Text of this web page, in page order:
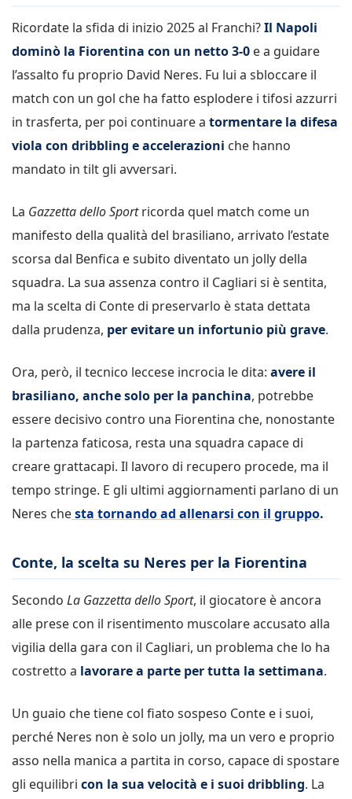
Ricordate la sfida di inizio 2025 al Franchi?Il Napoli
dominò la Fiorentina con un netto 3-0 e a guidare
l’assalto fu proprio David Neres. Fu lui a sbloccare il
match con un gol che ha fatto esplodere i tifosi azzurri
in trasferta, per poi continuare a tormentare la difesa
viola con dribbling e accelerazioni che hanno
mandato in tilt gli avversari.
La Gazzetta dello Sportricorda quel match come un
manifesto della qualità del brasiliano, arrivato l’estate
scorsa dal Benfica e subito diventato un jolly della
squadra. La sua assenza contro il Cagliari si è sentita,
ma la scelta di Conte di preservarlo è stata dettata
dalla prudenza, per evitare un infortunio più grave.
Ora, però, il tecnico leccese incrocia le dita: avere il
brasiliano, anche solo per la panchina, potrebbe
essere decisivo contro una Fiorentina che, nonostante
la partenza faticosa, resta una squadra capace di
creare grattacapi. Il lavoro di recupero procede, ma il
tempo stringe. E gli ultimi aggiornamenti parlano di un
Neres chesta tornando ad allenarsi con il gruppo.
Conte, la scelta su Neres per la Fiorentina
Secondo La Gazzetta dello Sport, il giocatore è ancora
alle prese con il risentimento muscolare accusato alla
vigilia della gara con il Cagliari, un problema che lo ha
costretto a lavorare a parte per tutta la settimana.
Un guaio che tiene col fiato sospeso Conte e i suoi,
perché Neres non è solo un jolly, ma un vero e proprio
asso nella manica a partita in corso, capace di spostare
gli equilibri con la sua velocità e i suoi dribbling. La